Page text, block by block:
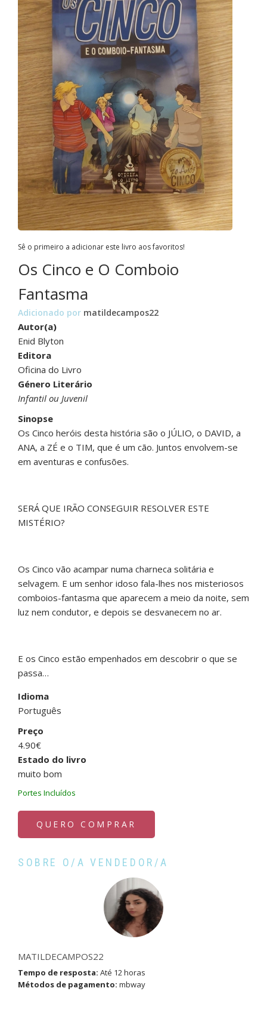
Sê o primeiro a adicionar este livro aos favoritos!
Os Cinco e O Comboio
Fantasma
Adicionado por matildecampos22
Autor(a)
Enid Blyton
Editora
Oficina do Livro
Género Literário
Infantil ou Juvenil
Sinopse
Os Cinco heróis desta história são o JÚLIO, o DAVID, a
ANA, a ZÉ e o TIM, que é um cão. Juntos envolvem-se
em aventuras e confusões.
SERÁ QUE IRÃO CONSEGUIR RESOLVER ESTE
MISTÉRIO?
Os Cinco vão acampar numa charneca solitária e
selvagem. E um senhor idoso fala-lhes nos misteriosos
comboios-fantasma que aparecem a meio da noite, sem
luz nem condutor, e depois se desvanecem no ar.
E os Cinco estão empenhados em descobrir o que se
passa…
Idioma
Português
Preço
4.90€
Estado do livro
muito bom
Portes Incluídos
QUERO COMPRAR
SOBRE O/A VENDEDOR/A
MATILDECAMPOS22
Tempo de resposta: Até 12 horas
Métodos de pagamento: mbway